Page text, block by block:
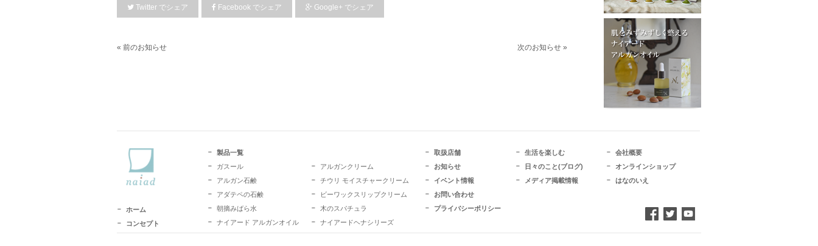
Twitter でシェア Facebook でシェア Google+ でシェア
« 前のお知らせ 次のお知らせ »
ホーム
コンセプト
製品一覧
ガスール
アルガン石鹸
アダテペの石鹸
朝摘みばら水
ナイアード アルガンオイル
アルガンクリーム
チウリ モイスチャークリーム
ビーワックスリップクリーム
木のスパチュラ
ナイアードヘナシリーズ
取扱店舗
お知らせ
イベント情報
お問い合わせ
プライバシーポリシー
生活を楽しむ
日々のこと(ブログ)
メディア掲載情報
会社概要
オンラインショップ
はなのいえ